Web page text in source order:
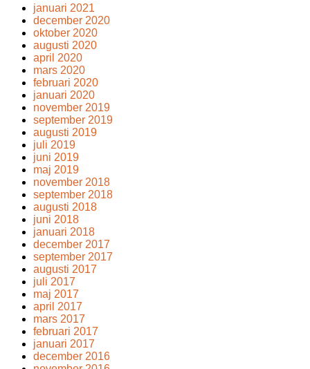
januari 2021
december 2020
oktober 2020
augusti 2020
april 2020
mars 2020
februari 2020
januari 2020
november 2019
september 2019
augusti 2019
juli 2019
juni 2019
maj 2019
november 2018
september 2018
augusti 2018
juni 2018
januari 2018
december 2017
september 2017
augusti 2017
juli 2017
maj 2017
april 2017
mars 2017
februari 2017
januari 2017
december 2016